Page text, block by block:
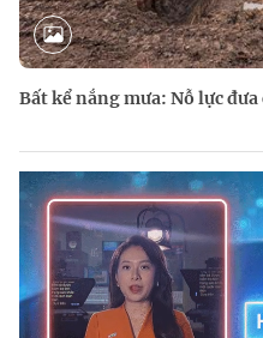
Bất kể nắng mưa: Nỗ lực